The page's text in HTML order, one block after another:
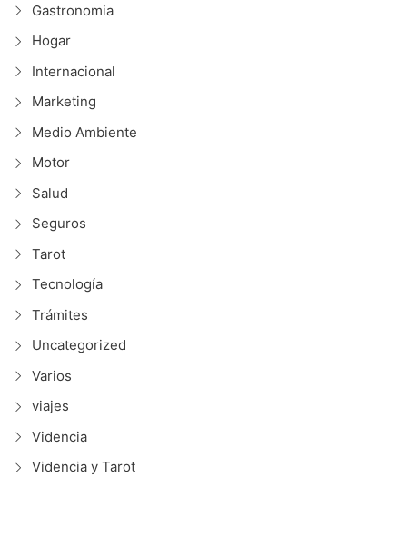
Gastronomia
Hogar
Internacional
Marketing
Medio Ambiente
Motor
Salud
Seguros
Tarot
Tecnología
Trámites
Uncategorized
Varios
viajes
Videncia
Videncia y Tarot